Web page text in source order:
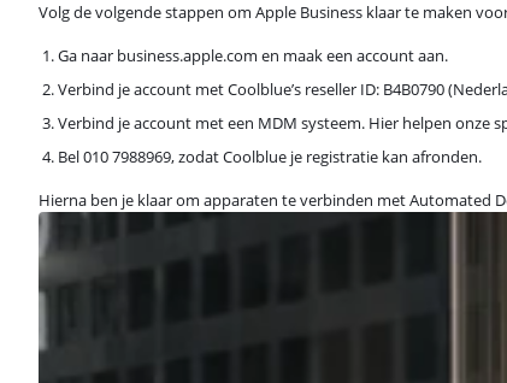
Volg de volgende stappen om Apple Business klaar te maken
Ga naar business.apple.com en maak een account aan.
Verbind je account met Coolblue’s reseller ID: B4B0790
Verbind je account met een MDM systeem. Hier helpen onze
Bel 010 7988969, zodat Coolblue je registratie kan afronden.
Hierna ben je klaar om apparaten te verbinden met Automated